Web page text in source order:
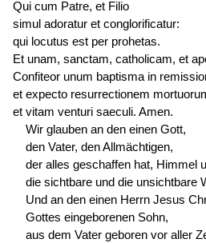
Qui cum Patre, et Filio
simul adoratur et conglorificatur:
qui locutus est per prohetas.
Et unam, sanctam, catholicam, et
Confiteor unum baptisma in
et expecto resurrectionem
et vitam venturi saeculi. Amen.
Wir glauben an den einen Gott,
den Vater, den Allmächtigen,
der alles geschaffen hat, Himmel
die sichtbare und die unsichtbare
Und an den einen Herrn Jesus
Gottes eingeborenen Sohn,
aus dem Vater geboren vor aller